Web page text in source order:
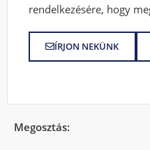
rendelkezésére, hogy
ÍRJON NEKÜNK
Megosztás: